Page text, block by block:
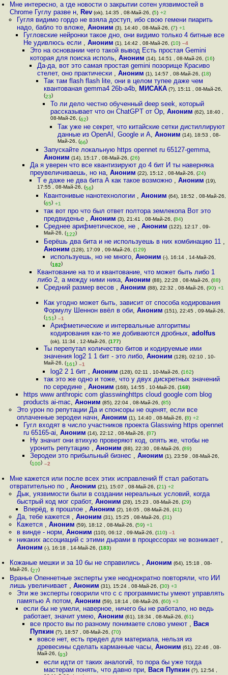
Мне интересно, а где новости о закрытии сотен уязвимостей в
Chrome Гуглу разве н, Rev (ok), 14:35 , 08-Май-26, (5) +2
Гугля видимо гордо не взяла доступ, ибо свою гемени пиарить
надо, бабло то вложе, Аноним (3), 14:40 , 08-Май-26, (7) +1
Гугловские нейронки такое дно, они видимо только 4 битные все
Не удивлюсь если , Аноним (1), 14:42 , 08-Май-26, (10) –4
Это на основании чего такой вывод Есть простая Gemini
которая для поиска исполь,Аноним (14), 14:51 , 08-Май-26, (16)
Да-да, вот это самая простая gemini позорище Красиво
стелет, оно практически , Аноним (1), 14:57 , 08-Май-26, (18)
Так там flash flash lite, они в целом тупее даже чем
квантованая gemma4 26b-a4b, МИСАКА(?), 15:11 , 08-Май-26,
(23)
То ли дело честно обученный deep seek, который
рассказывает что он ChatGPT от Op,Аноним (62), 18:40 ,
08-Май-26, (62)
Так уже не секрет, что китайские сетки дистиллируют
данные из OpenAI, Google и A, Аноним (14), 18:53 , 08-
Май-26, (66)
Запускайте локальную https opennet ru 65127-gemma,
Аноним (14), 15:17 , 08-Май-26, (26)
Да я уверен что все квантизируют до 4 бит И ты наверняка
преувеличиваешь, но на,Аноним (22), 15:12 , 08-Май-26, (24)
Т е даже не два бита А как такое возможно , Аноним (19),
17:55 , 08-Май-26, (56)
Квантонивые нанотехнологии , Аноним (64), 18:52 , 08-Май-26,
(65) +1
так вот про что был ответ полтора землекопа Вот это
предвиденье , Аноним (3), 21:41 , 08-Май-26, (84)
Среднее арифметическое, не , Аноним (122), 12:17 , 09-
Май-26, (122)
Берёшь два бита и не используешь в них комбинацию 11 ,
Аноним (128), 17:09 , 09-Май-26, (129)
используешь, но не много,Аноним (-), 16:14 , 14-Май-26,
(182)
Квантование на то и квантование, что может быть либо 1
либо 2, а между ними ника, Аноним (88), 22:28 , 08-Май-26, (88)
Средний размер весов , Аноним (88), 22:32 , 08-Май-26, (90) +1
Как угодно может быть, зависит от способа кодирования
Формулу Шеннон ввёл в оби, Аноним (151), 22:45 , 09-Май-26,
(151) –1
Арифметические и интервальные алгоритмы
кодирования как-то же добиваются дробных,adolfus
(ok), 11:34 , 12-Май-26, (177)
Ты перепутал количество битов и кодируемые ими
значения log2 1 1 бит - это либо, Аноним (128), 02:10 , 10-
Май-26, (161) –1
log2 2 1 бит ,Аноним (128), 02:11 , 10-Май-26, (162)
так это же одно и тоже, что у двух дискретных значений
по середине , Аноним (168), 14:55 , 10-Май-26, (168)
https www anthropic com glasswinghttps cloud google com blog
products ai-mac, Аноним (85), 22:04 , 08-Май-26, (85)
Это урон по репутации Да и спонсоры не оценят, если все
оплаченные зеродеи начн, Аноним (1), 14:40 , 08-Май-26, (8) +2
Гугл входят в число участников проекта Glasswing https opennet
ru 65165-ai, Аноним (14), 22:12 , 08-Май-26, (87)
Ну значит они втихую проверяют код, опять же, чтобы не
уронить репутацию ,Аноним (88), 22:30 , 08-Май-26, (89)
Зеродеи это прибыльный бизнес ,Аноним (1), 23:59 , 08-Май-26,
(100) –2
Мне кажется или после всех этих исправлений ff стал работать
отвратительно по ,Аноним (21), 15:07 , 08-Май-26, (21) +2
Дык, уязвимости были в создании нереальных условий, когда
быстрый код мог сработ, Аноним (28), 15:23 , 08-Май-26, (29)
Вперёд, в прошлое , Аноним (2), 16:05 , 08-Май-26, (41)
Да, тебе кажется , Аноним (31), 15:25 , 08-Май-26, (31)
Кажется , Аноним (59), 18:12 , 08-Май-26, (59) +1
в винде - норм, Аноним (110), 06:12 , 09-Май-26, (110) –1
никаких ассоциаций с этими дырами в процессорах не возникает ,
Аноним (-), 16:18 , 14-Май-26, (183)
Кожаные мешки и за 10 бы не справились ,Аноним (64), 15:18 , 08-
Май-26, (27)
Вранье Опеннетные эксперты уже неоднократно повторяли, что ИИ
лишь увеличивает ,Аноним (31), 15:24 , 08-Май-26, (30) +3
Эти же эксперты говорили что с с программисты умеют управлять
памятью А потом, Аноним (59), 18:14 , 08-Май-26, (60) +3
если бы не умели, наверное, ничего бы не работало, но ведь
работает, значит умею, Аноним (61), 18:34 , 08-Май-26, (61)
все просто вы по разному понимаете слово умеют , Вася
Пупкин (?), 18:57 , 08-Май-26, (70)
вовсе нет, есть предел для материала, нельзя из
древесины сделать карманные часы, Аноним (61), 22:46 , 08-
Май-26, (93)
если идти от таких аналогий, то пора бы уже тогда
мастерам понять, что давно при, Вася Пупкин (?), 12:54 ,